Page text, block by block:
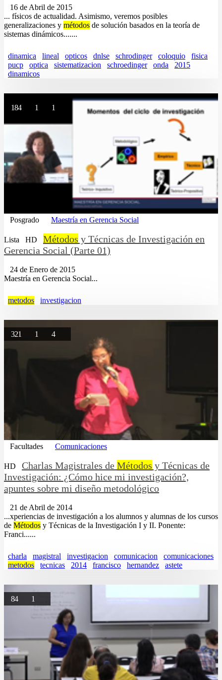
16 de Abril de 2015
... físicos de actualidad. Asimismo, veremos posibles
generalizaciones y métodos de solución basados en la teoría de
sistemas dinámicos.......
dinamica lineal opticos dnlse schrodinger coloquio
fisica
pucp
optica sistematizacion schroedinger onda
2015
dinamicos
184 1 1
Posgrado Maestría en Gerencia Social
Lista HD Métodos y Técnicas de Investigación en
Gerencia Social (Parte 01)
24 de Enero de 2015
Maestría en Gerencia Social...
metodos investigacion
321 1 4
Facultades Comunicaciones
HD Charlas Magistrales de Métodos y Técnicas de
Investigación: ¿Cómo hice mi investigación?,
apuntes sobre mi diseño metodológico
21 de Abril de 2014
...xperiencias de investigación a los alumnos y alumnas de los cursos
de Métodos y Técnicas de la Investigación I y II. Ponente:
Franci......
charla magistral investigacion comunicacion
comunicaciones
metodos
tecnicas 2014 francisco hernandez astete
84 1